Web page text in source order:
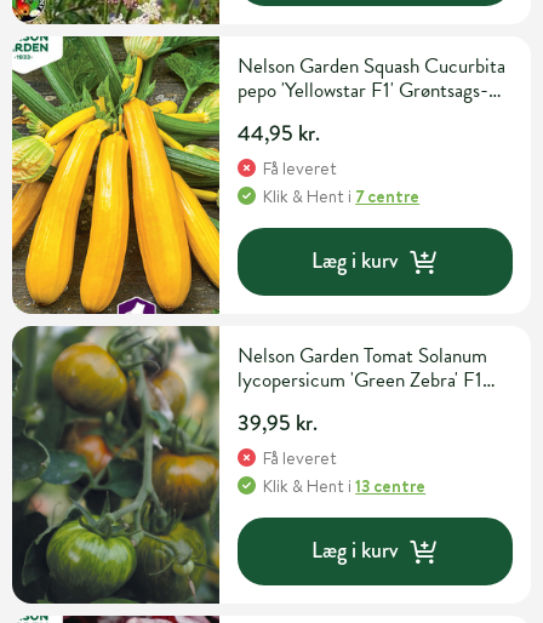
Nelson Garden Squash Cucurbita
pepo 'Yellowstar F1' Grøntsags-
44,95 kr.
Få leveret
Klik & Hent i 7 centre
Læg i kurv
Nelson Garden Tomat Solanum
lycopersicum 'Green Zebra' F1
39,95 kr.
Få leveret
Klik & Hent i13 centre
Læg i kurv